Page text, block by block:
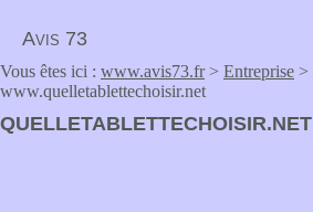
Avis 73
Vous êtes ici : www.avis73.fr> Entreprise >
www.quelletablettechoisir.net
QUELLETABLETTECHOISIR.NET